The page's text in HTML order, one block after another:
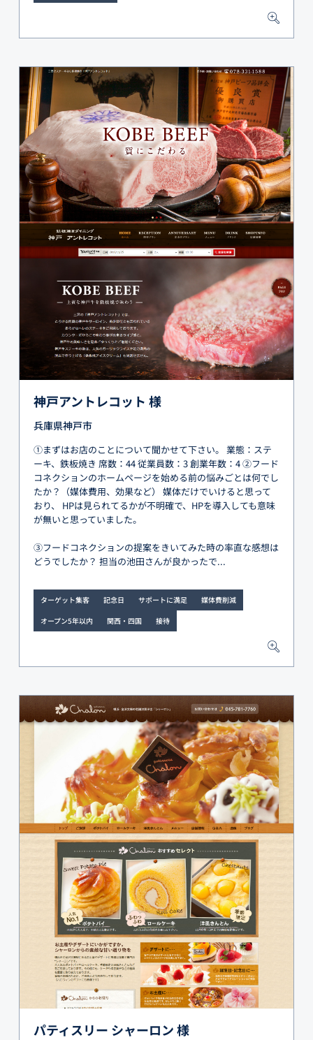
神戸アントレコット 様
兵庫県神戸市
①まずはお店のことについて聞かせて下さい。 業態：ステ
ーキ、鉄板焼き 席数：44 従業員数：3 創業年数：4 ②フード
コネクションのホームページを始める前の悩みごとは何でし
たか？（媒体費用、効果など） 媒体だけでいけると思って
おり、 HPは見られてるかが不明確で、HPを導入しても意味
が無いと思っていました。
③フードコネクションの提案をきいてみた時の率直な感想は
どうでしたか？ 担当の池田さんが良かったで...
ターゲット集客 記念日 サポートに満足
媒体費削減
オープン5年以内
関西・四国 接待
パティスリー シャーロン 様